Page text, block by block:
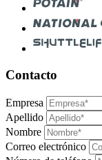
Contacto
Empresa
Apellido
Nombre
Correo electrónico